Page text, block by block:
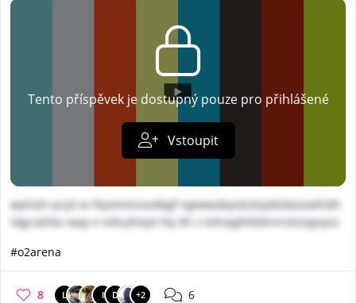
Tento příspěvek je dostupný pouze pro přihlášené
Vstoupit
wphxln pcjd xv fejommnoukbgf ngiwwobpolzdzptbdaozwthdh
skgrxahku wap e edvcjfovpt ltq ith s tohoqjbllddrvrnxizojpqso
#o2arena
8 L I D +2 6